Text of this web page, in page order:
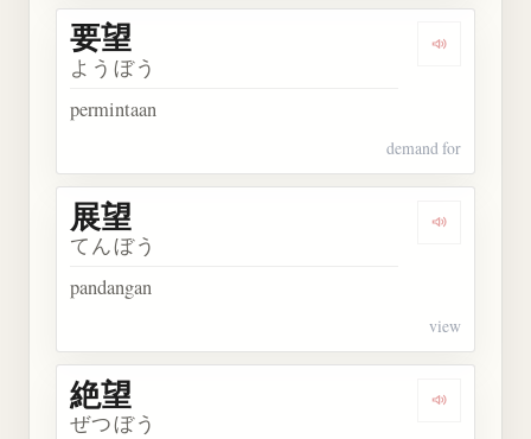
Dengarkan
要望
ようぼう
permintaan
demand for
Dengarkan
展望
てんぼう
pandangan
view
Dengarkan
絶望
ぜつぼう